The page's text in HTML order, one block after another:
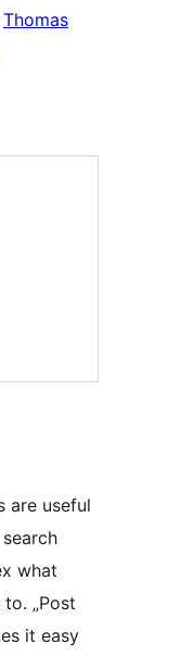
Thomas
are useful
what
„Post
it easy